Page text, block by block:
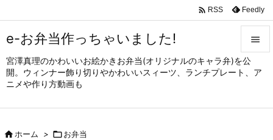
e-お弁当作っちゃいました!
宮澤真理のかわいいお絵かきお弁当(オリジナルのキャラ弁)を公
開。ウィンナー飾り切りやかわいいスィーツ、ランチプレート、ア
ニメや作り方動画も


メニュ
サイド
 RSS Feedly
ホーム > お弁当